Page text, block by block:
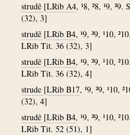
strudẽ [LRib A4, ¹8, ²8, ¹9,
(32), 3]
strudẽ [LRib B4, ¹9, ²9, ¹10,
LRib Tit. 36 (32), 3]
strudẽ [LRib B4, ¹9, ²9, ¹10,
LRib Tit. 36 (32), 4]
strude [LRib B17, ¹9, ²9, ¹10,
(32), 4]
strudẽ [LRib B4, ¹9, ²9, ¹10,
LRib Tit. 52 (51), 1]